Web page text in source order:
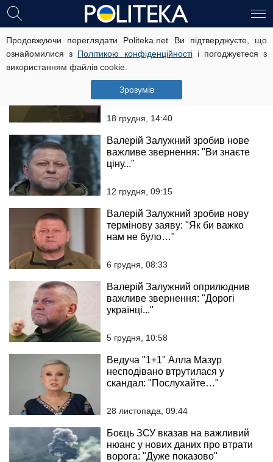
Продовжуючи переглядати Politeka.net Ви підтверджуєте, що
ознайомилися з Політикою конфіденційностіі погоджуєтеся з
використанням файлів cookie.
Зрозумів
Валерій Залужний
Мобілізація в Україні: Залужний
висловився про нинішній призов,
що генерал пропонує змінити
18 грудня, 14:40
Валерій Залужний зробив нове
важливе звернення: "Ви знаєте
ціну..."
12 грудня, 09:15
Валерій Залужний зробив нову
термінову заяву: "Як би важко
нам не було…"
6 грудня, 08:33
Валерій Залужний оприлюднив
важливе звернення: "Дорогі
українці..."
5 грудня, 10:58
Ведуча "1+1" Алла Мазур
несподівано втрутилася у
скандал: "Послухайте…"
28 листопада, 09:44
Боєць ЗСУ вказав на важливий
нюанс у нових даних про втрати
ворога: "Дуже показово"